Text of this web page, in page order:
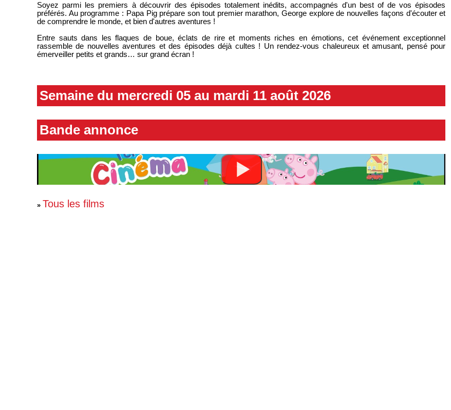
Soyez parmi les premiers à découvrir des épisodes totalement inédits, accompagnés d'un best of de vos épisodes
préférés. Au programme : Papa Pig prépare son tout premier marathon, George explore de nouvelles façons d'écouter et
de comprendre le monde, et bien d'autres aventures !
Entre sauts dans les flaques de boue, éclats de rire et moments riches en émotions, cet événement exceptionnel
rassemble de nouvelles aventures et des épisodes déjà cultes ! Un rendez-vous chaleureux et amusant, pensé pour
émerveiller petits et grands… sur grand écran !
Semaine du mercredi 05 au mardi 11 août 2026
Bande annonce
» Tous les films